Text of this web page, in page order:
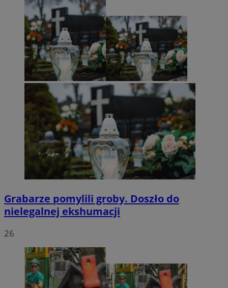
Grabarze pomylili groby. Doszło do
nielegalnej ekshumacji
26